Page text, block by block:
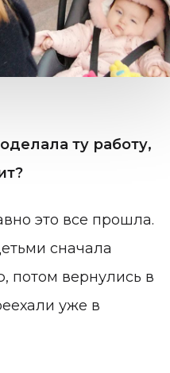
ту работу,
это все прошла.
сначала
потом вернулись в
уже в